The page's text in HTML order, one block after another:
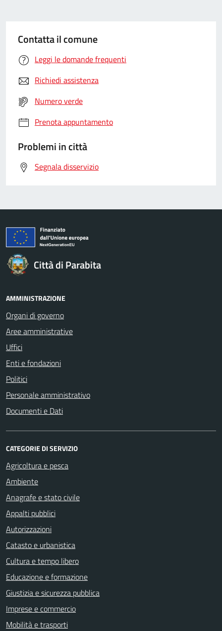
Contatta il comune
Leggi le domande frequenti
Richiedi assistenza
Numero verde
Prenota appuntamento
Problemi in città
Segnala disservizio
Città di Parabita
AMMINISTRAZIONE
Organi di governo
Aree amministrative
Uffici
Enti e fondazioni
Politici
Personale amministrativo
Documenti e Dati
CATEGORIE DI SERVIZIO
Agricoltura e pesca
Ambiente
Anagrafe e stato civile
Appalti pubblici
Autorizzazioni
Catasto e urbanistica
Cultura e tempo libero
Educazione e formazione
Giustizia e sicurezza pubblica
Imprese e commercio
Mobilità e trasporti